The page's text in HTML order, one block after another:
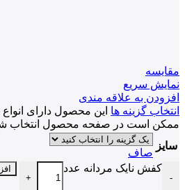
مقايسه
نمایش سریع
افزودن به علاقه مندی
انتخاب گزینه ها این محصول دارای
ممکن است در صفحه محصول انتخاب
سایز
صاف
-
کفش نایک مردانه عدد
+